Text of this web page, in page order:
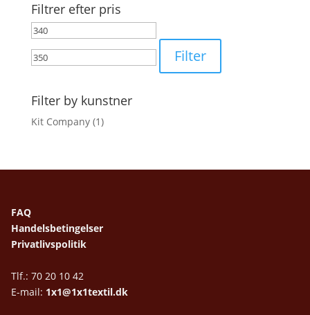
Filtrer efter pris
Mindste
Filter
Filter by kunstner
Kit Company (1)
FAQ
Handelsbetingelser
Privatlivspolitik
Tlf.: 70 20 10 42
E-mail: 1x1@1x1textil.dk